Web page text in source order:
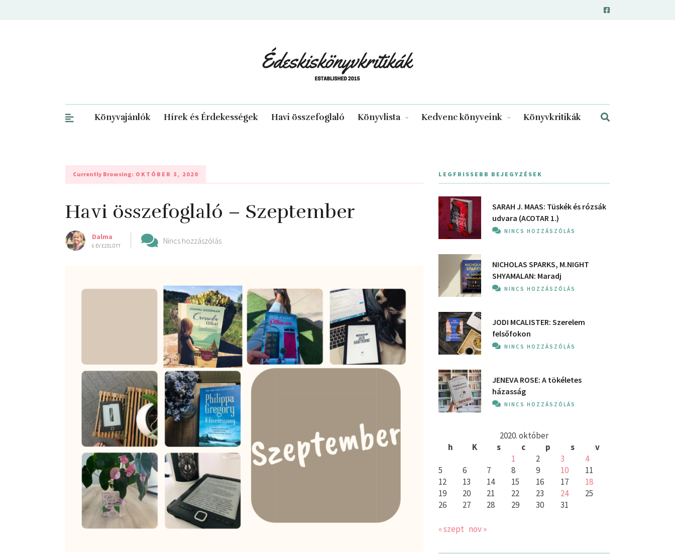
Könyvajánlók Hírek és Érdekességek Havi összefoglaló Könyvlista Kedvenc könyveink Könyvkritikák
Currently Browsing: OKTÓBER 3, 2020
Havi összefoglaló – Szeptember
Dalma
6 ÉV EZELŐTT
Nincs hozzászólás
LEGFRISSEBB BEJEGYZÉSEK
SARAH J. MAAS: Tüskék és rózsák
udvara (ACOTAR 1.)
NINCS HOZZÁSZÓLÁS
NICHOLAS SPARKS, M.NIGHT
SHYAMALAN: Maradj
NINCS HOZZÁSZÓLÁS
JODI MCALISTER: Szerelem
felsőfokon
NINCS HOZZÁSZÓLÁS
JENEVA ROSE: A ​tökéletes
házasság
NINCS HOZZÁSZÓLÁS
2020. október
h
K s c p s
v
1
2 3
4
5
6 7 8 9 10
11
12
13 14 15 16 17
18
19
20 21 22 23 24
25
26
27 28 29 30 31
« szept nov »